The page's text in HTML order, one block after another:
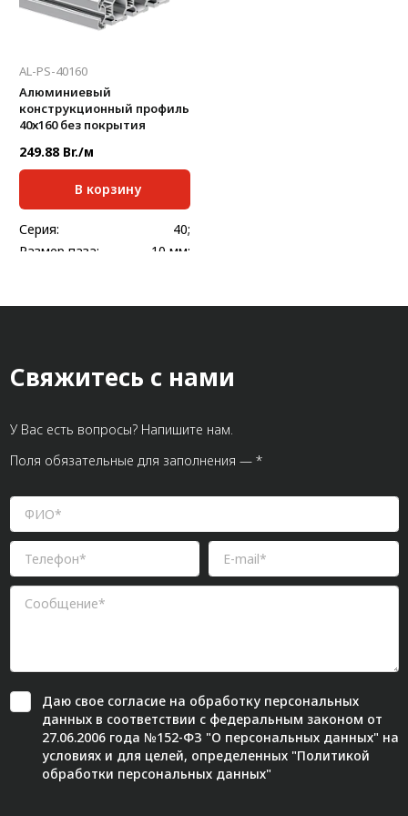
AL-PS-40160
Алюминиевый
конструкционный профиль
40х160 без покрытия
249.88 Br./м
В корзину
Серия:
40;
Размер паза:
10 мм;
Стандартная длина,
Свяжитесь с нами
У Вас есть вопросы? Напишите нам.
Поля обязательные для заполнения — *
Даю свое согласиена обработку персональных
данных в соответствии с федеральным законом от
27.06.2006 года №152-ФЗ "О персональных данных" на
условиях и для целей, определенных "Политикой
обработки персональных данных"